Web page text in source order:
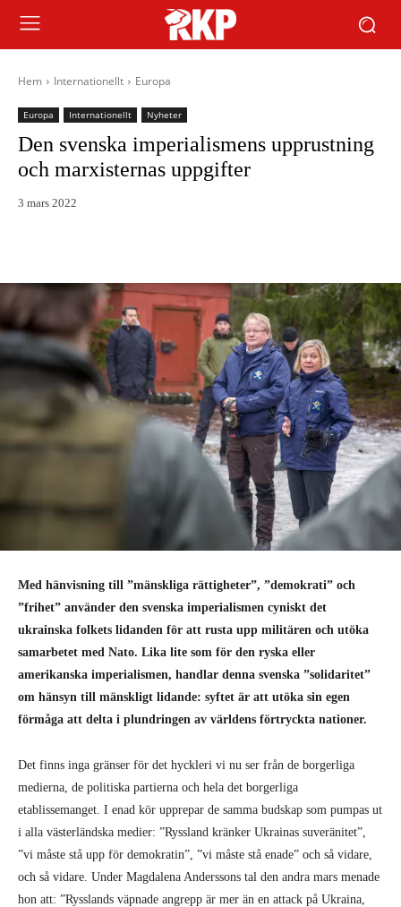
Hem Internationellt Europa
Europa Internationellt Nyheter
Den svenska imperialismens upprustning
och marxisternas uppgifter
3 mars 2022
Med hänvisning till ”mänskliga rättigheter”, ”demokrati” och
”frihet” använder den svenska imperialismen cyniskt det
ukrainska folkets lidanden för att rusta upp militären och utöka
samarbetet med Nato. Lika lite som för den ryska eller
amerikanska imperialismen, handlar denna svenska ”solidaritet”
om hänsyn till mänskligt lidande: syftet är att utöka sin egen
förmåga att delta i plundringen av världens förtryckta nationer.
Det finns inga gränser för det hyckleri vi nu ser från de borgerliga
medierna, de politiska partierna och hela det borgerliga
etablissemanget. I enad kör upprepar de samma budskap som pumpas ut
i alla västerländska medier: ”Ryssland kränker Ukrainas suveränitet”,
”vi måste stå upp för demokratin”, ”vi måste stå enade” och så vidare,
och så vidare. Under Magdalena Anderssons tal den andra mars menade
hon att: ”Rysslands väpnade angrepp är mer än en attack på Ukraina,